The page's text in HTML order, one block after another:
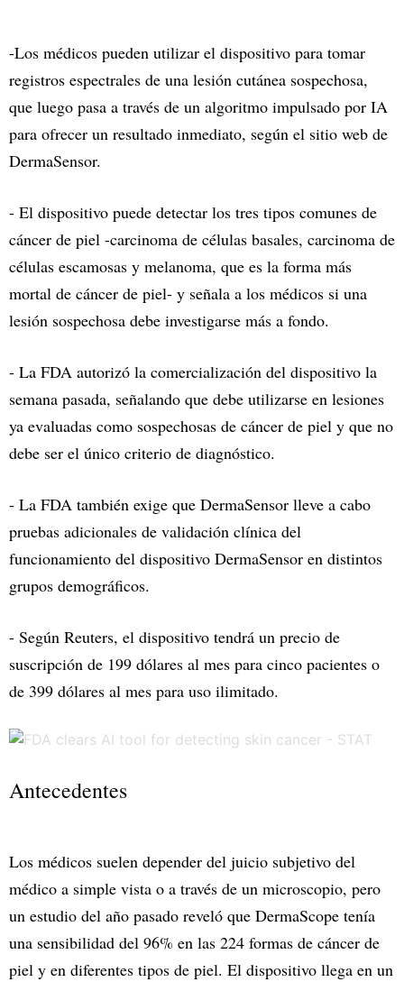
-Los médicos pueden utilizar el dispositivo para tomar
registros espectrales de una lesión cutánea sospechosa,
que luego pasa a través de un algoritmo impulsado por IA
para ofrecer un resultado inmediato, según el sitio web de
DermaSensor.
- El dispositivo puede detectar los tres tipos comunes de
cáncer de piel -carcinoma de células basales, carcinoma de
células escamosas y melanoma, que es la forma más
mortal de cáncer de piel- y señala a los médicos si una
lesión sospechosa debe investigarse más a fondo.
- La FDA autorizó la comercialización del dispositivo la
semana pasada, señalando que debe utilizarse en lesiones
ya evaluadas como sospechosas de cáncer de piel y que no
debe ser el único criterio de diagnóstico.
- La FDA también exige que DermaSensor lleve a cabo
pruebas adicionales de validación clínica del
funcionamiento del dispositivo DermaSensor en distintos
grupos demográficos.
- Según Reuters, el dispositivo tendrá un precio de
suscripción de 199 dólares al mes para cinco pacientes o
de 399 dólares al mes para uso ilimitado.
Antecedentes
Los médicos suelen depender del juicio subjetivo del
médico a simple vista o a través de un microscopio, pero
un estudio del año pasado reveló que DermaScope tenía
una sensibilidad del 96% en las 224 formas de cáncer de
piel y en diferentes tipos de piel. El dispositivo llega en un